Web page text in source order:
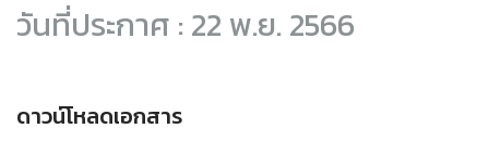
วันที่ประกาศ : 22 พ.ย. 2566
ดาวน์โหลดเอกสาร